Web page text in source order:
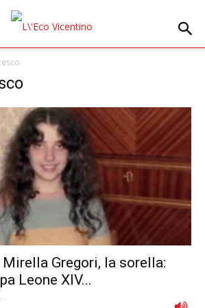
Gregori, la sorella:
Leone XIV...
-